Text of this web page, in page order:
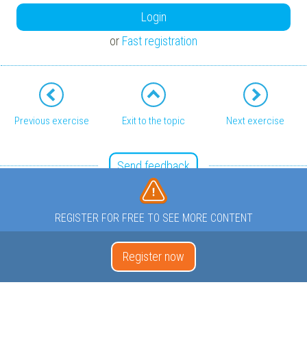
Login
or Fast registration
Previous exercise Exit to the topic Next exercise
Send feedback
REGISTER FOR FREE TO SEE MORE CONTENT
Register now